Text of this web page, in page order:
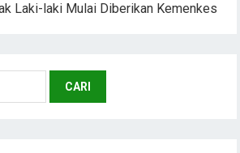
Laki-laki Mulai Diberikan Kemenkes